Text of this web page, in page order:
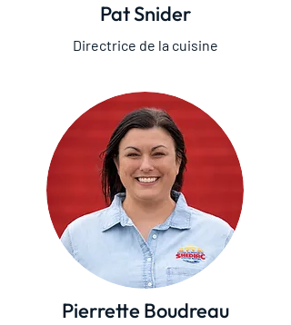
Pat Snider
Directrice de la cuisine
Pierrette Boudreau